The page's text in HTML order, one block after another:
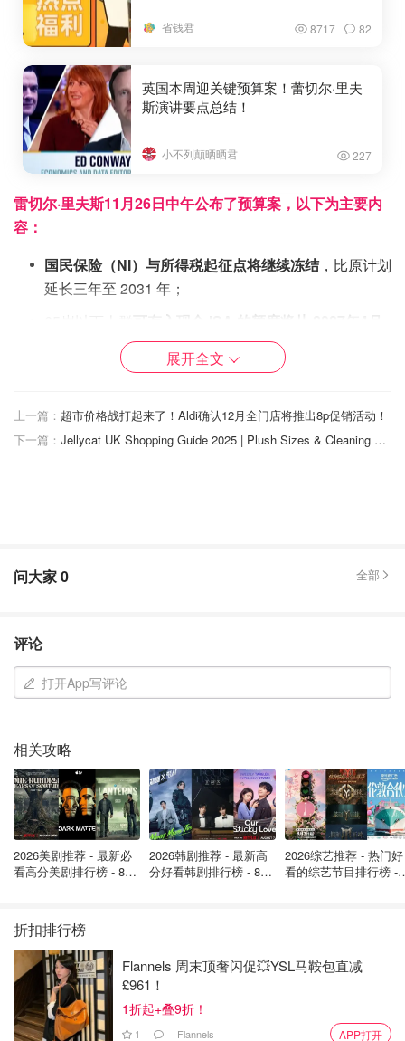
省钱君 8717 82
英国本周迎关键预算案！蕾切尔·里夫
斯演讲要点总结！
小不列颠晒晒君 227
雷切尔·里夫斯11月26日中午公布了预算案，以下为主要内
容：
国民保险（NI）与所得税起征点将继续冻结，比原计划
延长三年至 2031 年；
可存入现金 ISA 的额度将从 2027年4月
起被限制在每年 12,000 英镑，剩余至 20,000 英镑的
部分必须用于投资类 ISA；
财政稳定规则下的财政缓冲将“增加一倍以上”至 217 亿
镑，超 500 万英镑的征收 7,500 英镑
英里 1.5 便士
赌博税上调：远程博彩税从 21% 提至 40%
拨款 500 万英镑给中学图书馆，另有 1,800 万英镑用
于升级全英格兰的儿童游乐场
受感染血液受害者补偿将免征遗产税
Motability 计划将取消豪华车型
本文已为大家追踪，以下是完整报道：
13:47 保守党领袖抨击里夫斯再度加税
展开全文
上一篇： 超市价格战打起来了！Aldi确认12月全门店将推出8p促销活动！
下一篇：
Jellycat UK Shopping Guide 2025 | Plush Sizes & Cleaning Tips
问大家0 全部
评论
打开App写评论
相关攻略
2026美剧推荐 - 最新必
看高分美剧排行榜 - 8月
2026韩剧推荐 - 最新高
分好看韩剧排行榜 - 8月
2026综艺推荐 - 热门好
看的综艺节目排行榜 -
折扣排行榜
Flannels 周末顶奢闪促💥YSL马鞍包直减
£961！
1折起+叠9折！
1 Flannels APP打开